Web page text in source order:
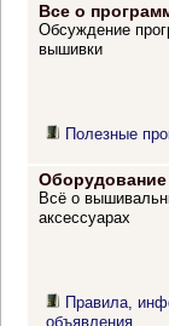
Все о
Обсуждение
вышивки
Полезные
Всё о
аксессуарах
Правила,
объявления